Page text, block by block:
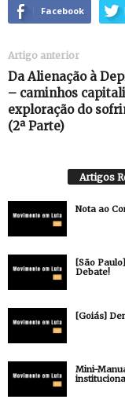
Facebook
Artigo anterior
Da Alienação à
– caminhos
exploração do
(2ª Parte)
Artigos
Nota ao
[São
Debate!
[Goiás]
Mini-